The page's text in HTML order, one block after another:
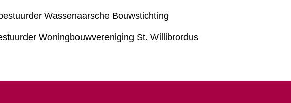
Wassenaarsche Bouwstichting
Woningbouwvereniging St. Willibrordus